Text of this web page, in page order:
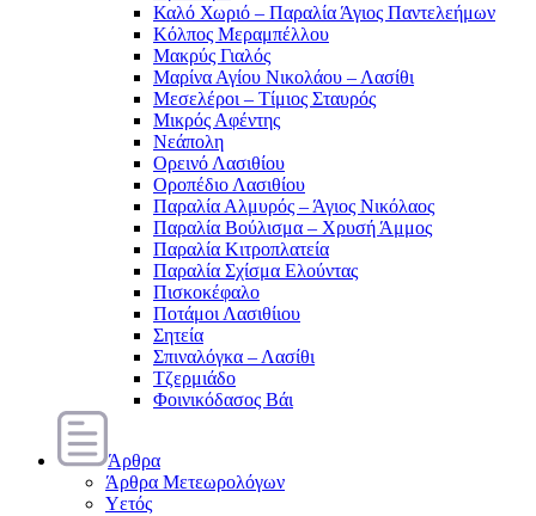
Καλό Χωριό – Παραλία Άγιος Παντελεήμων
Κόλπος Μεραμπέλλου
Μακρύς Γιαλός
Μαρίνα Αγίου Νικολάου – Λασίθι
Μεσελέροι – Τίμιος Σταυρός
Μικρός Αφέντης
Νεάπολη
Ορεινό Λασιθίου
Οροπέδιο Λασιθίου
Παραλία Αλμυρός – Άγιος Νικόλαος
Παραλία Βούλισμα – Χρυσή Άμμος
Παραλία Κιτροπλατεία
Παραλία Σχίσμα Ελούντας
Πισκοκέφαλο
Ποτάμοι Λασιθίιου
Σητεία
Σπιναλόγκα – Λασίθι
Τζερμιάδο
Φοινικόδασος Βάι
Άρθρα
Άρθρα Μετεωρολόγων
Υετός